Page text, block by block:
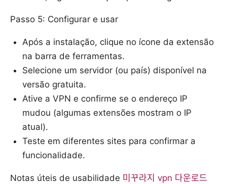
Passo 5: Configurar e usar
Após a instalação, clique no ícone da extensão
na barra de ferramentas.
Selecione um servidor (ou país) disponível na
versão gratuita.
Ative a VPN e confirme se o endereço IP
mudou (algumas extensões mostram o IP
atual).
Teste em diferentes sites para confirmar a
funcionalidade.
Notas úteis de usabilidade 미꾸라지 vpn 다운로드